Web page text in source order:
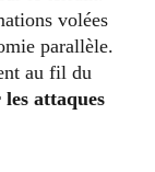
volées
parallèle.
au fil du
attaques